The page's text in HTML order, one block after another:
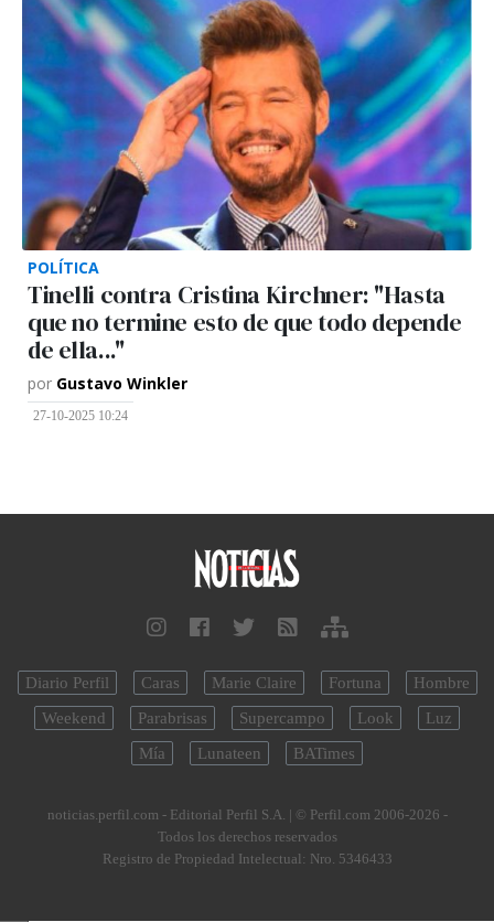
POLÍTICA
Tinelli contra Cristina Kirchner: "Hasta
que no termine esto de que todo depende
de ella..."
por Gustavo Winkler
27-10-2025 10:24
Diario Perfil Caras Marie Claire Fortuna
Hombre
Weekend
Parabrisas Supercampo Look
Luz
Mía
Lunateen BATimes
noticias.perfil.com - Editorial Perfil S.A. | © Perfil.com 2006-2026 -
Todos los derechos reservados
Registro de Propiedad Intelectual: Nro. 5346433